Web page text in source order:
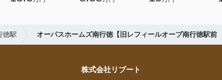
徳駅 オーパスホームズ南行徳【旧レフィールオーブ南行徳駅前
株式会社リブート